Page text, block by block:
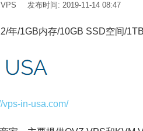
VPS 发布时间: 2019-11-14 08:47
年/1GB内存/10GB SSD空间/
vps-in-usa.com/